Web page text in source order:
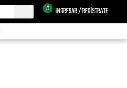
0
INGRESAR / REGÍSTRATE